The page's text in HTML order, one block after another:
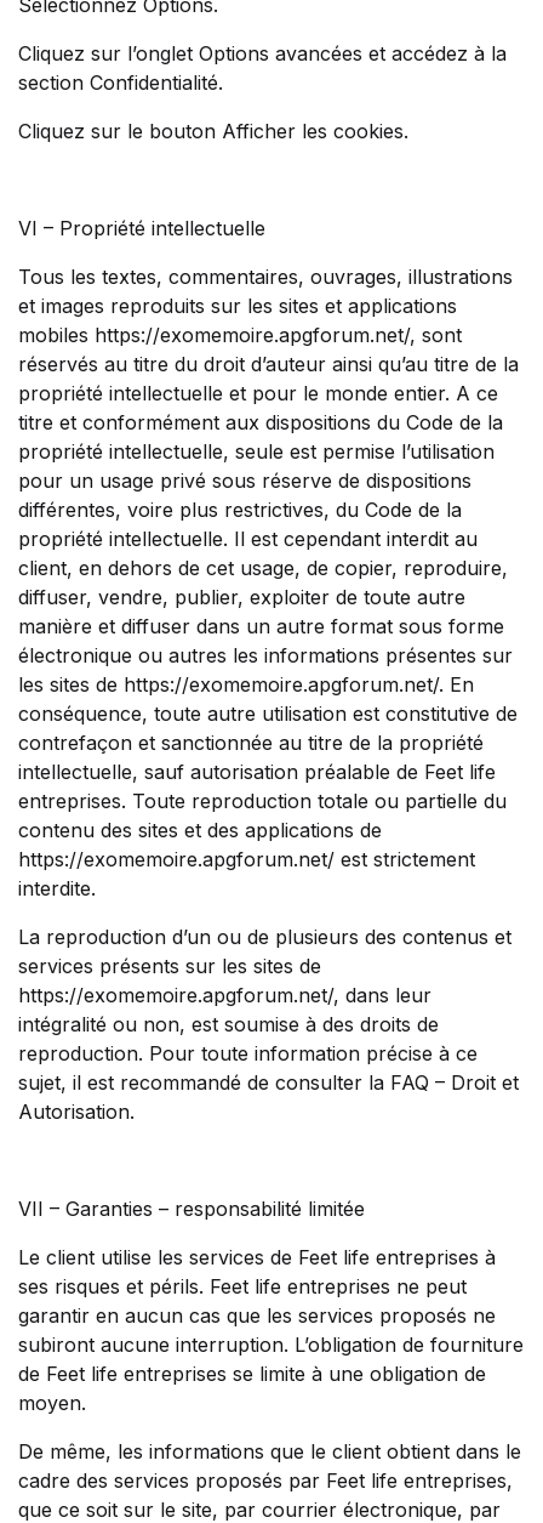
Sélectionnez Options.
Cliquez sur l’onglet Options avancées et accédez à la
section Confidentialité.
Cliquez sur le bouton Afficher les cookies.
VI – Propriété intellectuelle
Tous les textes, commentaires, ouvrages, illustrations
et images reproduits sur les sites et applications
mobiles https://exomemoire.apgforum.net/, sont
réservés au titre du droit d’auteur ainsi qu’au titre de la
propriété intellectuelle et pour le monde entier. A ce
titre et conformément aux dispositions du Code de la
propriété intellectuelle, seule est permise l’utilisation
pour un usage privé sous réserve de dispositions
différentes, voire plus restrictives, du Code de la
propriété intellectuelle. Il est cependant interdit au
client, en dehors de cet usage, de copier, reproduire,
diffuser, vendre, publier, exploiter de toute autre
manière et diffuser dans un autre format sous forme
électronique ou autres les informations présentes sur
les sites de https://exomemoire.apgforum.net/. En
conséquence, toute autre utilisation est constitutive de
contrefaçon et sanctionnée au titre de la propriété
intellectuelle, sauf autorisation préalable de Feet life
entreprises. Toute reproduction totale ou partielle du
contenu des sites et des applications de
https://exomemoire.apgforum.net/ est strictement
interdite.
La reproduction d’un ou de plusieurs des contenus et
services présents sur les sites de
https://exomemoire.apgforum.net/, dans leur
intégralité ou non, est soumise à des droits de
reproduction. Pour toute information précise à ce
sujet, il est recommandé de consulter la FAQ – Droit et
Autorisation.
VII – Garanties – responsabilité limitée
Le client utilise les services de Feet life entreprises à
ses risques et périls. Feet life entreprises ne peut
garantir en aucun cas que les services proposés ne
subiront aucune interruption. L’obligation de fourniture
de Feet life entreprises se limite à une obligation de
moyen.
De même, les informations que le client obtient dans le
cadre des services proposés par Feet life entreprises,
que ce soit sur le site, par courrier électronique, par